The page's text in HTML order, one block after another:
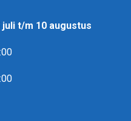
juli t/m 10 augustus